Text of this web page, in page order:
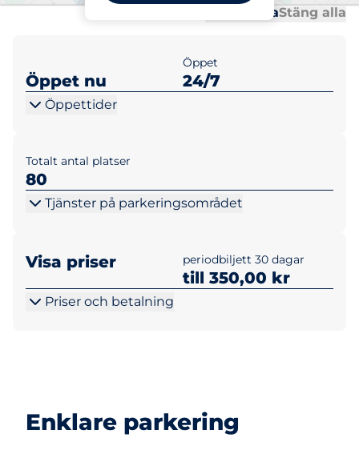
Öppna allaStäng alla
Öppet nu
Öppet
24/7
Öppettider
Totalt antal platser
80
Tjänster på parkeringsområdet
Visa priser periodbiljett 30 dagar
till 350,00 kr
Priser och betalning
Enklare parkering